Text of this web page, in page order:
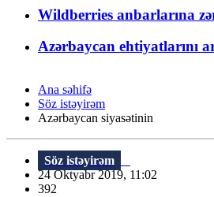
Wildberries anbarlarına
Azərbaycan ehtiyatlarını
Ana səhifə
Söz istəyirəm
Azərbaycan siyasətinin
Söz istəyirəm
24 Oktyabr 2019, 11:02
392